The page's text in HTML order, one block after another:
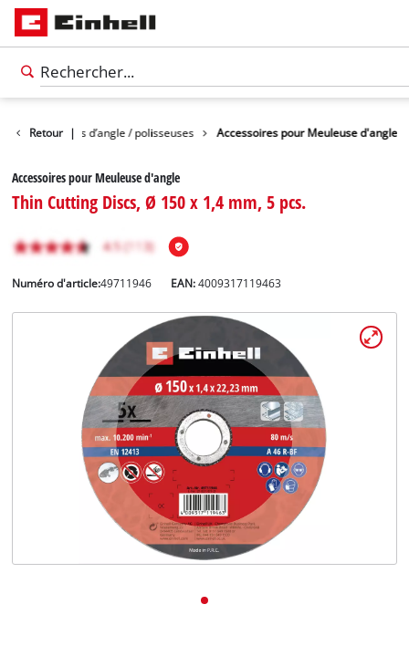
Français
English
Deutsch
Retour |
meuleuses d’angle / polisseuses Accessoires pour Meuleuse d'angle
Accessoires pour Meuleuse d'angle
Thin Cutting Discs, Ø 150 x 1,4 mm, 5 pcs.
Numéro d'article:49711946 EAN:4009317119463